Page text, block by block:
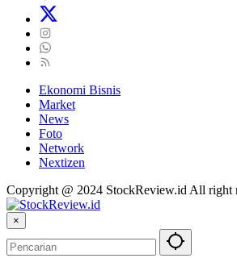
Ekonomi Bisnis
Market
News
Foto
Network
Nextizen
Copyright @ 2024 StockReview.id All right
×